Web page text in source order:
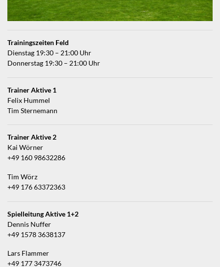
Trainingszeiten Feld
Dienstag 19:30 – 21:00 Uhr
Donnerstag 19:30 – 21:00 Uhr
Trainer Aktive 1
Felix Hummel
Tim Sternemann
Trainer Aktive 2
Kai Wörner
+49 160 98632286
Tim Wörz
+49 176 63372363
Spielleitung Aktive 1+2
Dennis Nuffer
+49 1578 3638137
Lars Flammer
+49 177 3473746